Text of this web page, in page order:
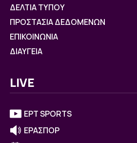
ΔΕΛΤΙΑ ΤΥΠΟΥ
ΠΡΟΣΤΑΣΙΑ ΔΕΔΟΜΕΝΩΝ
ΕΠΙΚΟΙΝΩΝΙΑ
ΔΙΑΥΓΕΙΑ
LIVE
ΕΡΤ SPORTS
ΕΡΑΣΠΟΡ